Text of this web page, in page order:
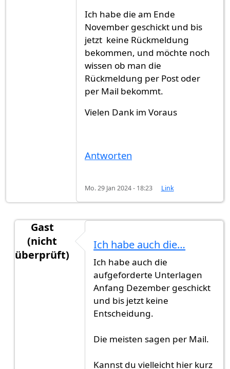
Ich habe die am Ende
November geschickt und bis
jetzt keine Rückmeldung
bekommen, und möchte noch
wissen ob man die
Rückmeldung per Post oder
per Mail bekommt.
Vielen Dank im Voraus
Antworten
Mo. 29 Jan 2024 - 18:23 Link
Gast
(nicht
überprüft)
Hallo zusammenvonGast Max
Ich habe auch die…
Ich habe auch die
aufgeforderte Unterlagen
Anfang Dezember geschickt
und bis jetzt keine
Entscheidung.
Die meisten sagen per Mail.
Kannst du vielleicht hier kurz